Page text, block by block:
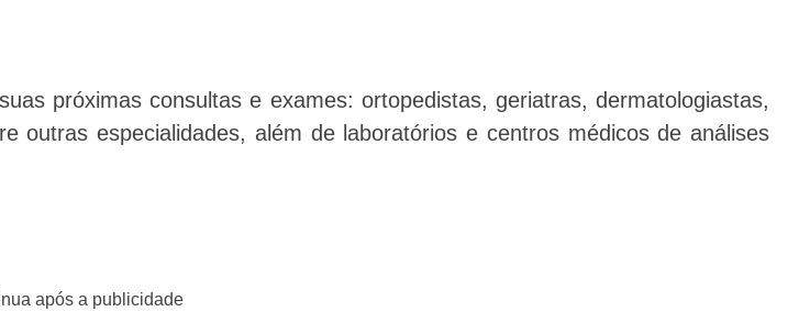
próximas consultas e exames: ortopedistas, geriatras, dermatologiastas,
outras especialidades, além de laboratórios e centros médicos de análises
após a publicidade